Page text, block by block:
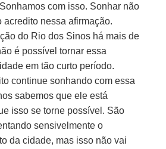
Sonhamos com isso. Sonhar não
acredito nessa afirmação.
do Rio dos Sinos há mais de
é possível tornar essa
em tão curto período.
continue sonhando com essa
sabemos que ele está
isso se torne possível. São
sensivelmente o
da cidade, mas isso não vai